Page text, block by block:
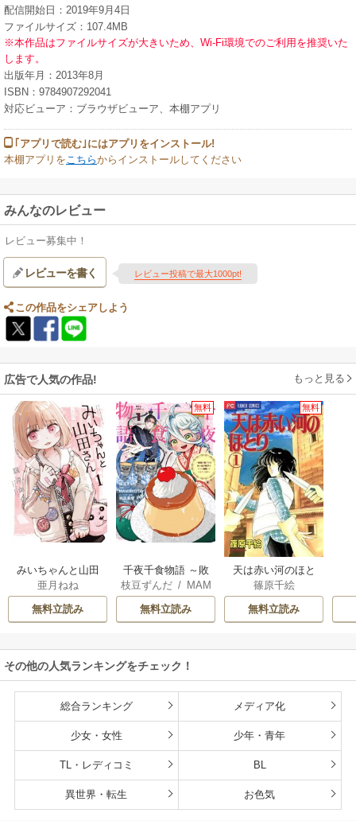
配信開始日：2019年9月4日
ファイルサイズ：107.4MB
※本作品はファイルサイズが大きいため、Wi-Fi環境でのご利用を推奨いた
します。
出版年月：2013年8月
ISBN：9784907292041
対応ビューア：ブラウザビューア、本棚アプリ
｢アプリで読む｣にはアプリをインストール!
本棚アプリを こちらからインストールしてください
みんなのレビュー
レビュー募集中！
レビューを書く レビュー投稿で最大1000pt!
この作品をシェアしよう
広告で人気の作品! もっと見る
みいちゃんと山田
さん
亜月ねね
無料立読み
無料
千夜千食物語 ～敗
国の姫ですが氷の
皇子殿下がどうも
溺愛してくれてい
枝豆ずんだ/ MAM
AKOTO / 鴉羽凛燈
無料立読み
無料
天は赤い河のほと
り
篠原千絵
無料立読み
その他の人気ランキングをチェック！
総合ランキング メディア化
少女・女性 少年・青年
TL・レディコミ BL
異世界・転生 お色気